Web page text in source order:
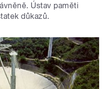
Ústav paměti
důkazů.